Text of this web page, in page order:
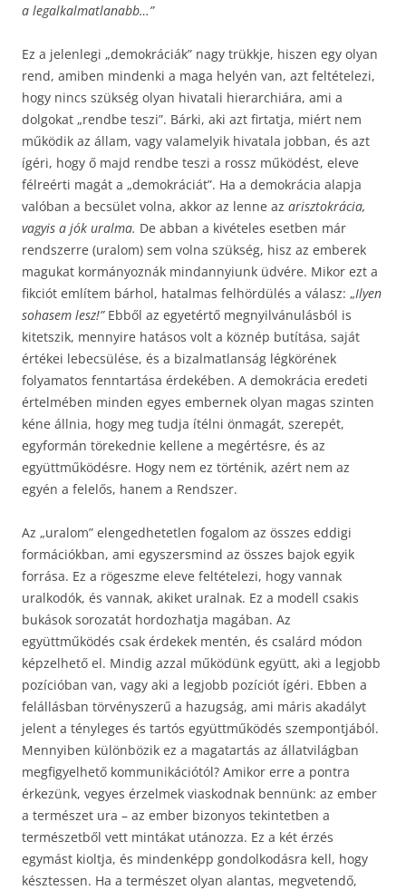
a legalkalmatlanabb…”
Ez a jelenlegi „demokráciák” nagy trükkje, hiszen egy olyan
rend, amiben mindenki a maga helyén van, azt feltételezi,
hogy nincs szükség olyan hivatali hierarchiára, ami a
dolgokat „rendbe teszi”. Bárki, aki azt firtatja, miért nem
működik az állam, vagy valamelyik hivatala jobban, és azt
ígéri, hogy ő majd rendbe teszi a rossz működést, eleve
félreérti magát a „demokráciát”. Ha a demokrácia alapja
valóban a becsület volna, akkor az lenne az arisztokrácia,
vagyis a jók uralma. De abban a kivételes esetben már
rendszerre (uralom) sem volna szükség, hisz az emberek
magukat kormányoznák mindannyiunk üdvére. Mikor ezt a
fikciót említem bárhol, hatalmas felhördülés a válasz: „Ilyen
sohasem lesz!”Ebből az egyetértő megnyilvánulásból is
kitetszik, mennyire hatásos volt a köznép butítása, saját
értékei lebecsülése, és a bizalmatlanság légkörének
folyamatos fenntartása érdekében. A demokrácia eredeti
értelmében minden egyes embernek olyan magas szinten
kéne állnia, hogy meg tudja ítélni önmagát, szerepét,
egyformán törekednie kellene a megértésre, és az
együttműködésre. Hogy nem ez történik, azért nem az
egyén a felelős, hanem a Rendszer.
Az „uralom” elengedhetetlen fogalom az összes eddigi
formációkban, ami egyszersmind az összes bajok egyik
forrása. Ez a rögeszme eleve feltételezi, hogy vannak
uralkodók, és vannak, akiket uralnak. Ez a modell csakis
bukások sorozatát hordozhatja magában. Az
együttműködés csak érdekek mentén, és csalárd módon
képzelhető el. Mindig azzal működünk együtt, aki a legjobb
pozícióban van, vagy aki a legjobb pozíciót ígéri. Ebben a
felállásban törvényszerű a hazugság, ami máris akadályt
jelent a tényleges és tartós együttműködés szempontjából.
Mennyiben különbözik ez a magatartás az állatvilágban
megfigyelhető kommunikációtól? Amikor erre a pontra
érkezünk, vegyes érzelmek viaskodnak bennünk: az ember
a természet ura – az ember bizonyos tekintetben a
természetből vett mintákat utánozza. Ez a két érzés
egymást kioltja, és mindenképp gondolkodásra kell, hogy
késztessen. Ha a természet olyan alantas, megvetendő,